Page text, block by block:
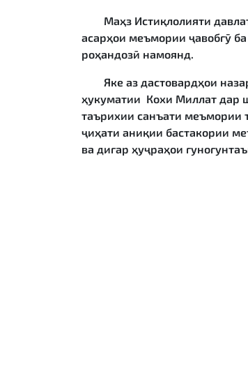
Маҳз Истиқлолияти
асарҳои меъмории ҷавобгӯ
роҳандозӣ намоянд.
Яке аз дастовардҳои
ҳукуматии Кохи Миллат дар
таърихии санъати меъмории
ҷиҳати аниқии бастакории
ва дигар ҳуҷраҳои